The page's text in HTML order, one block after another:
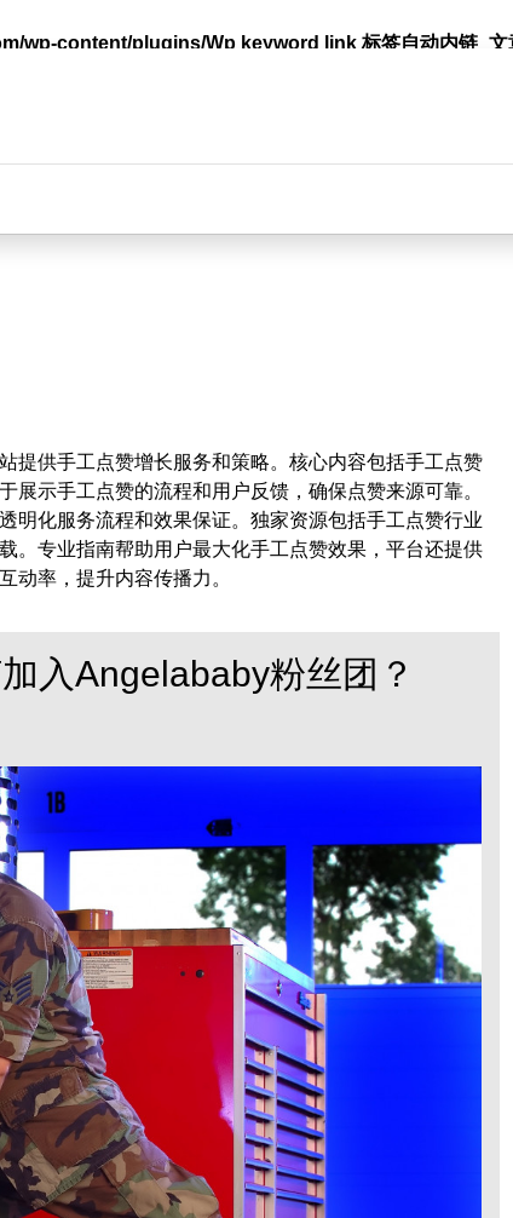
wp-content/plugins/Wp keyword link 标签自动内链_
提供手工点赞增长服务和策略。核心内容包括手工点赞
示手工点赞的流程和用户反馈，确保点赞来源可靠。
明化服务流程和效果保证。独家资源包括手工点赞行业
。专业指南帮助用户最大化手工点赞效果，平台还提供
动率，提升内容传播力。
入Angelababy粉丝团？